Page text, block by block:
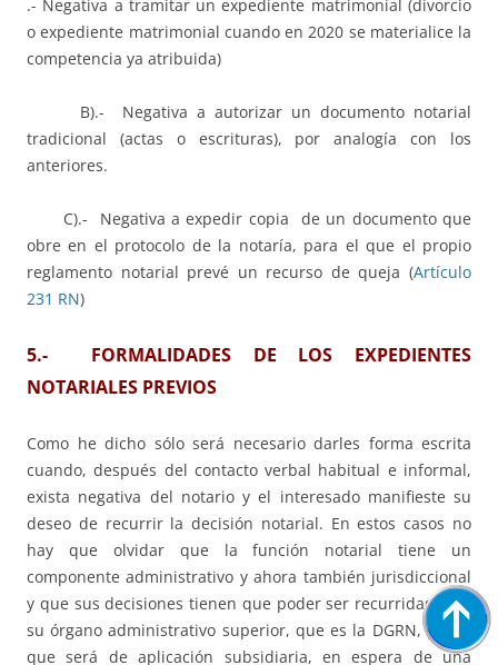
.- Negativa a tramitar un expediente matrimonial (divorcio
o expediente matrimonial cuando en 2020 se materialice la
competencia ya atribuida)
B).- Negativa a autorizar un documento notarial
tradicional (actas o escrituras), por analogía con los
anteriores.
C).- Negativa a expedir copia de un documento que
obre en el protocolo de la notaría, para el que el propio
reglamento notarial prevé un recurso de queja (Artículo
231 RN)
5.- FORMALIDADES DE LOS EXPEDIENTES
NOTARIALES PREVIOS
Como he dicho sólo será necesario darles forma escrita
cuando, después del contacto verbal habitual e informal,
exista negativa del notario y el interesado manifieste su
deseo de recurrir la decisión notarial. En estos casos no
hay que olvidar que la función notarial tiene un
componente administrativo y ahora también jurisdiccional
y que sus decisiones tienen que poder ser recurridas ante
su órgano administrativo superior, que es la DGRN, por lo
que será de aplicación subsidiaria, en espera de una